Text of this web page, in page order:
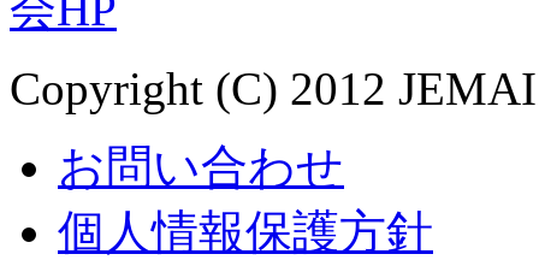
Copyright (C) 2012
お問い合わせ
個人情報保護方針